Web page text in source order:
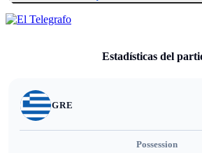
Estadísticas del
GRE
Possession